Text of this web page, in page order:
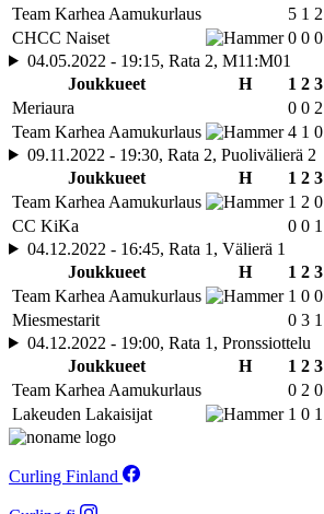
Team Karhea Aamukurlaus
5 1 2
CHCC Naiset
0 0 0
04.05.2022 - 19:15, Rata 2, M11:M01
Joukkueet
H 1 2 3
Meriaura
0 0 2
Team Karhea Aamukurlaus
4 1 0
09.11.2022 - 19:30, Rata 2, Puolivälierä 2
Joukkueet
H 1 2 3
Team Karhea Aamukurlaus
1 2 0
CC KiKa
0 0 1
04.12.2022 - 16:45, Rata 1, Välierä 1
Joukkueet
H 1 2 3
Team Karhea Aamukurlaus
1 0 0
Miesmestarit
0 3 1
04.12.2022 - 19:00, Rata 1, Pronssiottelu
Joukkueet
H 1 2 3
Team Karhea Aamukurlaus
0 2 0
Lakeuden Lakaisijat
1 0 1
Curling Finland